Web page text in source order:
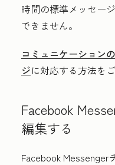
時間の標準メッセー
できません。
コミュニケーション
ジに対応する方法を
Facebook
編集する
Facebook